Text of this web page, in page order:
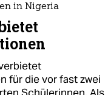
in Nigeria
für die vor fast zwei